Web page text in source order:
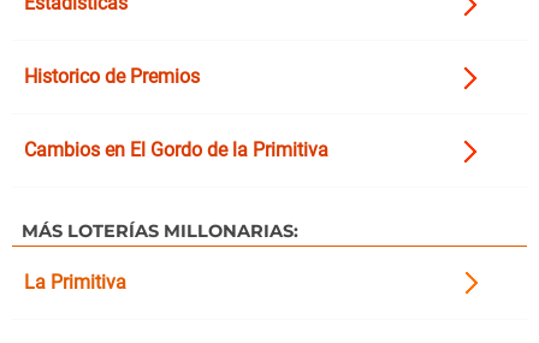
Historico de Premios
Cambios en El Gordo de la Primitiva
MÁS LOTERÍAS MILLONARIAS:
La Primitiva